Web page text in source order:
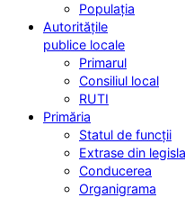
Populația
Autoritățile
publice locale
Primarul
Consiliul local
RUTI
Primăria
Statul de funcții
Extrase din
Conducerea
Organigrama